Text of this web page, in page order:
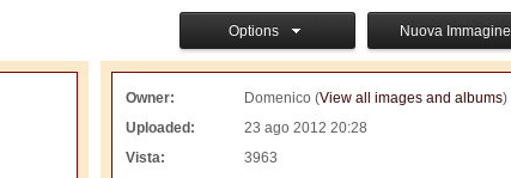
Nuova Immagine
Options
Owner: Domenico (View all images and albums)
Uploaded:
23 ago 2012 20:28
Vista:
3963